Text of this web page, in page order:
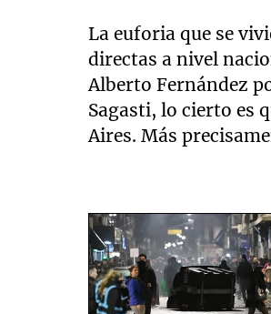
La euforia que se
directas a nivel
Alberto Fernández
Sagasti, lo cierto es
Aires. Más